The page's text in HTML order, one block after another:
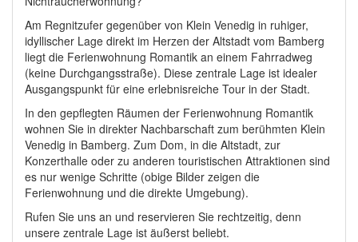
Am Regnitzufer gegenüber von Klein Venedig in ruhiger,
idyllischer Lage direkt im Herzen der Altstadt vom Bamberg
liegt die Ferienwohnung Romantik an einem Fahrradweg
(keine Durchgangsstraße). Diese zentrale Lage ist idealer
Ausgangspunkt für eine erlebnisreiche Tour in der Stadt.
In den gepflegten Räumen der Ferienwohnung Romantik
wohnen Sie in direkter Nachbarschaft zum berühmten Klein
Venedig in Bamberg. Zum Dom, in die Altstadt, zur
Konzerthalle oder zu anderen touristischen Attraktionen sind
es nur wenige Schritte (obige Bilder zeigen die
Ferienwohnung und die direkte Umgebung).
Rufen Sie uns an und reservieren Sie rechtzeitig, denn
unsere zentrale Lage ist äußerst beliebt.